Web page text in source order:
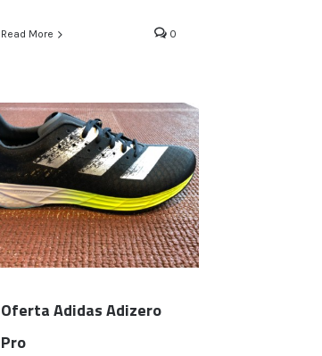
Read More 0
Oferta Adidas Adizero
Pro